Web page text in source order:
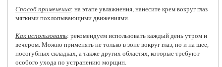
Способ применения: на этапе увлажнения, нанесите крем вокруг глаз
мягкими похлопывающими движениями.
Как использовать: рекомендуем использовать каждый день утром и
вечером. Можно применять не только в зоне вокруг глаз, но и на шее,
носогубных складках, а также других областях, которые требуют
особого ухода по устранению морщин.